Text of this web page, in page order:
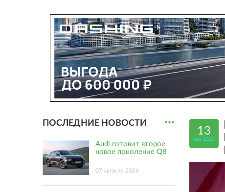
13
ноя 2020
ПОСЛЕДНИЕ НОВОСТИ ...
Audi готовит второе
новое поколение Q8
07 августа 2026